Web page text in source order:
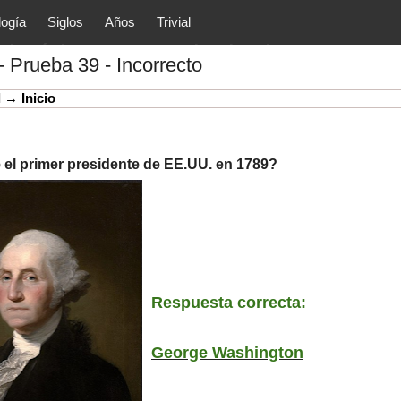
y principales
arte, cultura, etc.) de la
Siglos Años Trivial
Prueba 39 - Incorrecto
→ Inicio
el primer presidente de EE.UU. en 1789?
Respuesta correcta:
George Washington